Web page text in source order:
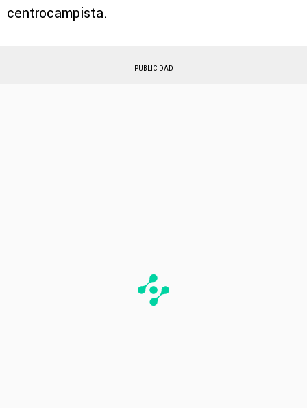
centrocampista.
PUBLICIDAD